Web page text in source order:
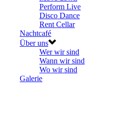
Perform Live
Disco Dance
Rent Cellar
Nachtcafé
Über uns
Wer wir sind
Wann wir sind
Wo wir sind
Galerie